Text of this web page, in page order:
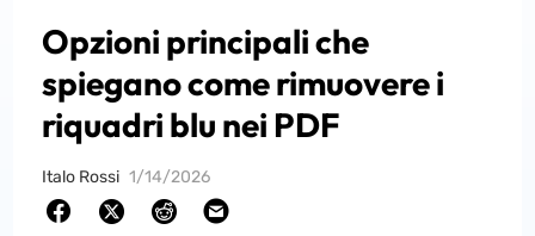
Opzioni principali che
spiegano come rimuovere i
riquadri blu nei PDF
Italo Rossi 1/14/2026